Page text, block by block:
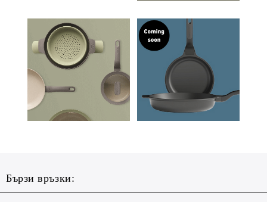
Бързи връзки: